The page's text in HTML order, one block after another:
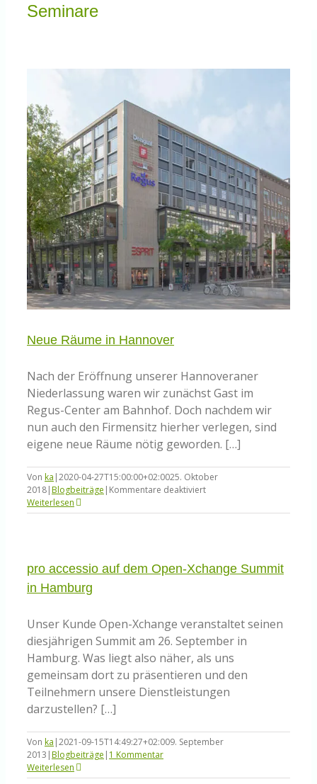
Knowledge Centered Service
Shop
Seminare
Neue Räume in Hannover
Nach der Eröffnung unserer Hannoveraner
Niederlassung waren wir zunächst Gast im
Regus-Center am Bahnhof. Doch nachdem wir
nun auch den Firmensitz hierher verlegen, sind
eigene neue Räume nötig geworden. […]
Von ka |2020-04-27T15:00:00+02:0025. Oktober
2018|Blogbeiträge | Kommentare deaktiviertfür
Räume
Weiterlesen
pro accessio auf dem Open-Xchange Summit
in Hamburg
Unser Kunde Open-Xchange veranstaltet seinen
diesjährigen Summit am 26. September in
Hamburg. Was liegt also näher, als uns
gemeinsam dort zu präsentieren und den
Teilnehmern unsere Dienstleistungen
darzustellen? […]
Von ka |2021-09-15T14:49:27+02:009. September
2013 |Blogbeiträge | 1 Kommentar
Weiterlesen